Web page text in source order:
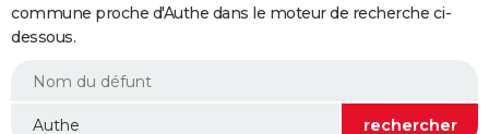
Essais
Réserver un essai
Citadines
Berlines
SUV
Forum auto
+
HIGH-TECH
BRICOLAGE
WEEK-END
commune proche d'Authe dans le moteur de recherche ci-
dessous.